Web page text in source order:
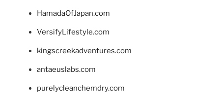
HamadaOfJapan.com
VersifyLifestyle.com
kingscreekadventures.com
antaeuslabs.com
purelycleanchemdry.com